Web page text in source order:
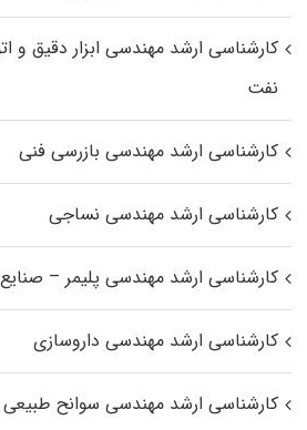
کارشناسی ارشد مهندسی ابزار دقیق و
نفت
کارشناسی ارشد مهندسی بازرسی فنی
کارشناسی ارشد مهندسی نساجی
کارشناسی ارشد مهندسی پلیمر –
کارشناسی ارشد مهندسی داروسازی
کارشناسی ارشد مهندسی سوانح طبیعی